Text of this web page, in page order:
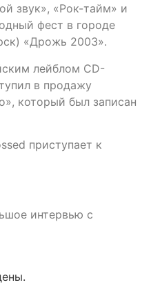
звук», «Рок-тайм» и
фест в городе
«Дрожь 2003».
лейблом CD-
в продажу
который был записан
приступает к
интервью с